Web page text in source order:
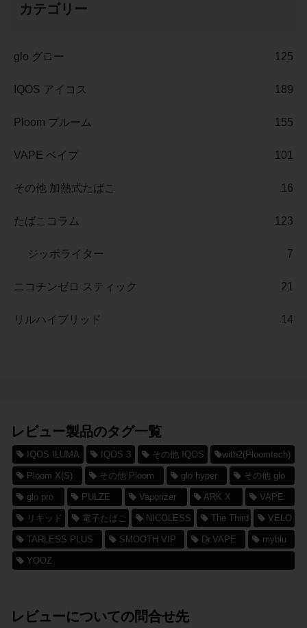
カテゴリー
glo グロー 125
IQOS アイコス 189
Ploom プルーム 155
VAPE ベイプ 101
その他 加熱式たばこ 16
たばこコラム 123
ジッポライター 7
ニコチンゼロ スティック 21
リルハイブリッド 14
レビュー製品のタグ一覧
IQOS ILUMA IQOS 3 その他 IQOS with2(Ploomtech)
Ploom X(S) その他 Ploom glo hyper その他 glo
glo pro PULZE Vaporizer ARK X VAPE
リキッド 電子たばこ NICOLESS The Third VELO
TARLESS PLUS SMOOTH VIP Dr.VAPE myblu
YOOZ
レビューについての問合せ先